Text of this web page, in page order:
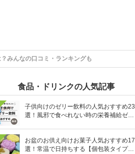
みんなの口コミ・ランキングも
食品・ドリンクの人気記事
子供向けのゼリー飲料の人気おすすめ23
選！風邪で食べれない時の栄養補給ゼリ
お盆のお供え向けお菓子人気おすすめ17
選！常温で日持ちする【個包装タイプ